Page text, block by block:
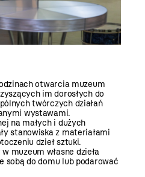
otwarcia muzeum
im dorosłych do
twórczych działań
wystawami.
na małych i dużych
stanowiska z materiałami
dzieł sztuki.
muzeum własne dzieła
sobą do domu lub podarować